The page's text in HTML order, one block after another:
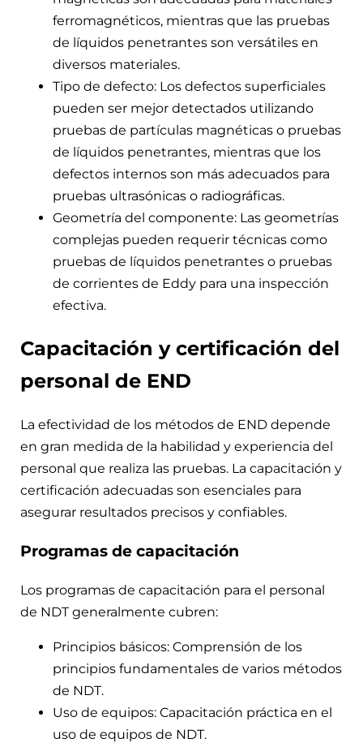
ferromagnéticos, mientras que las pruebas
de líquidos penetrantes son versátiles en
diversos materiales.
Tipo de defecto: Los defectos superficiales
pueden ser mejor detectados utilizando
pruebas de partículas magnéticas o pruebas
de líquidos penetrantes, mientras que los
defectos internos son más adecuados para
pruebas ultrasónicas o radiográficas.
Geometría del componente: Las geometrías
complejas pueden requerir técnicas como
pruebas de líquidos penetrantes o pruebas
de corrientes de Eddy para una inspección
efectiva.
Capacitación y certificación del
personal de END
La efectividad de los métodos de END depende
en gran medida de la habilidad y experiencia del
personal que realiza las pruebas. La capacitación y
certificación adecuadas son esenciales para
asegurar resultados precisos y confiables.
Programas de capacitación
Los programas de capacitación para el personal
de NDT generalmente cubren:
Principios básicos: Comprensión de los
principios fundamentales de varios métodos
de NDT.
Uso de equipos: Capacitación práctica en el
uso de equipos de NDT.